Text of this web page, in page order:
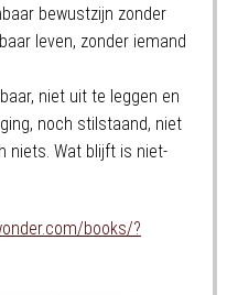
bewustzijn zonder
leven, zonder iemand
niet uit te leggen en
noch stilstaand, niet
niets. Wat blijft is niet-
books/?